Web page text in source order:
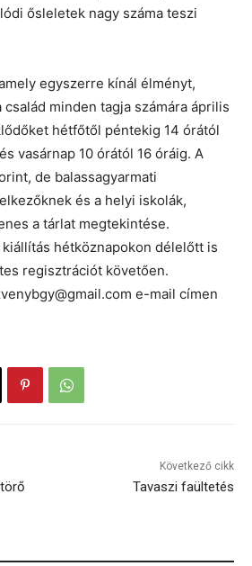
ősleletek nagy száma teszi
egyszerre kínál élményt,
minden tagja számára április
hétfőtől péntekig 14 órától
vasárnap 10 órától 16 óráig. A
de balassagyarmati
és a helyi iskolák,
a tárlat megtekintése.
hétköznapokon délelőtt is
regisztrációt követően.
e-mail címen
Következő cikk
Tavaszi faültetés